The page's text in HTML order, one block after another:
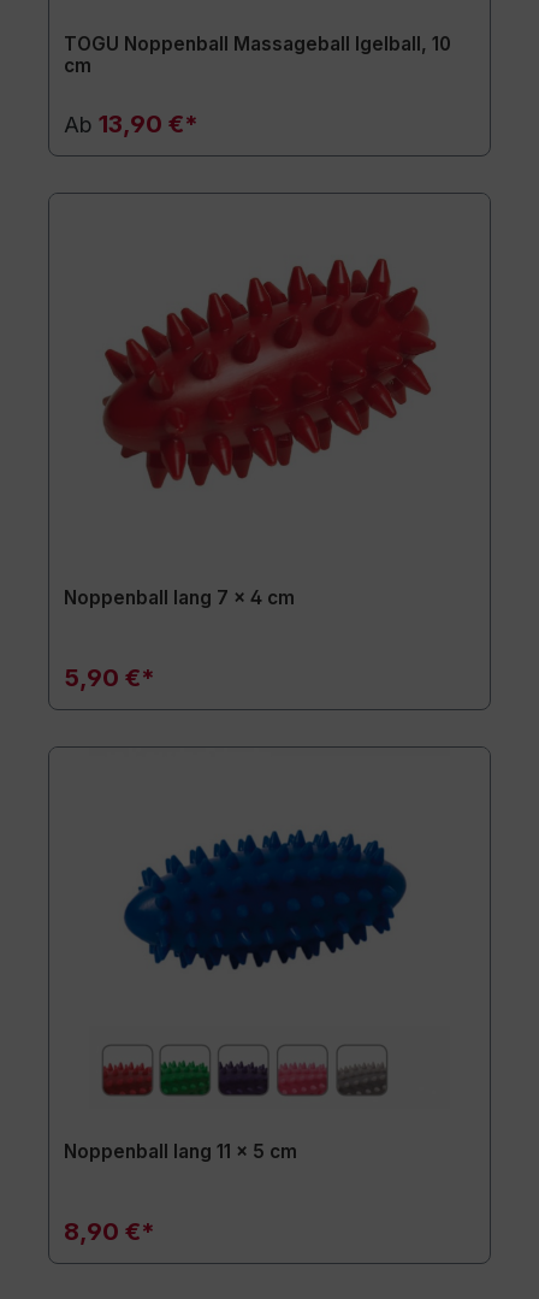
TOGU Noppenball Massageball Igelball, 10
cm
Ab 13,90 €*
Noppenball lang 7 x 4 cm
5,90 €*
Noppenball lang 11 x 5 cm
8,90 €*